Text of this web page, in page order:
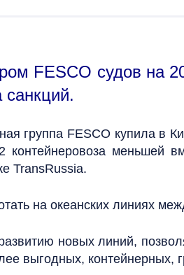
FESCO судов на
санкций.
группа FESCO купила в
меньшей
TransRussia.
на океанских линиях
новых линий,
выгодных, контейнерных,